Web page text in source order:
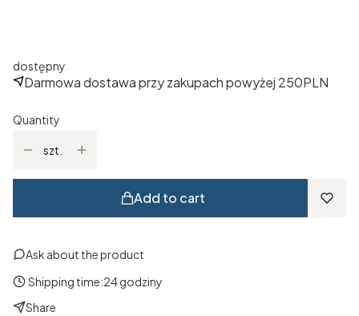
dostępny
Darmowa dostawa przy zakupach powyżej 250PLN
Quantity
szt.
Add to cart
Ask about the product
Shipping time:24 godziny
Share